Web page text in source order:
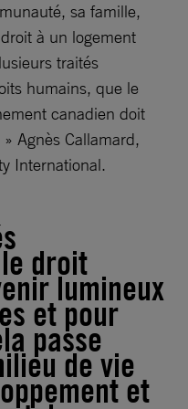
sa famille,
à un logement
traités
humains, que le
canadien doit
Agnès Callamard,
International.
droit
lumineux
et pour
passe
de vie
et